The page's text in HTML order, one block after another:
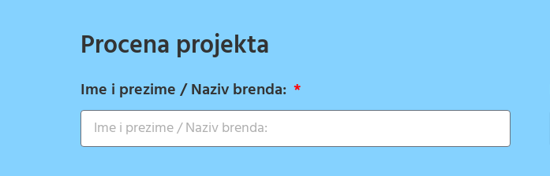
Procena projekta
Ime i prezime / Naziv brenda: